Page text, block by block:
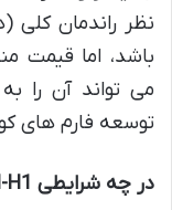
نظر راندمان
باشد، اما قیمت
می تواند آن را
توسعه فارم های
در چه شرایطی BM-H1 انتخاب بهتری است؟